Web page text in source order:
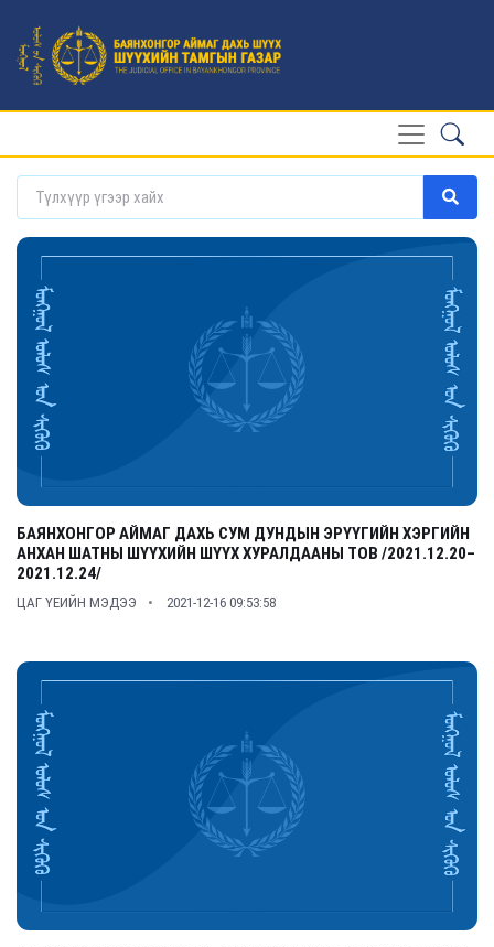
БАЯНХОНГОР АЙМАГ ДАХЬ СУМ ДУНДЫН ЭРҮҮГИЙН ХЭРГИЙН
АНХАН ШАТНЫ ШҮҮХИЙН ШҮҮХ ХУРАЛДААНЫ ТОВ /2021.12.20–
2021.12.24/
ЦАГ ҮЕИЙН МЭДЭЭ 2021-12-16 09:53:58